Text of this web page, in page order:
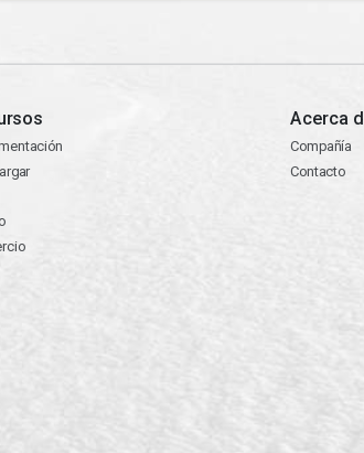
Acerca
Compañía
Contacto